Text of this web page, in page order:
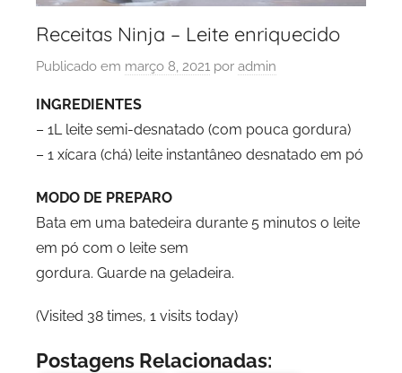
Receitas Ninja – Leite enriquecido
Publicado em março 8, 2021 por admin
INGREDIENTES
– 1L leite semi-desnatado (com pouca gordura)
– 1 xícara (chá) leite instantâneo desnatado em pó
MODO DE PREPARO
Bata em uma batedeira durante 5 minutos o leite
em pó com o leite sem
gordura. Guarde na geladeira.
(Visited 38 times, 1 visits today)
Postagens Relacionadas: